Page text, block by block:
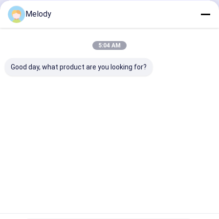
हाइड्रोलिक ब्रेकर हैमर चिसील
उत्खनन मशीन के अंडरवियर पार्ट्स
Melody
5:04 AM
Good day, what product are you looking for?